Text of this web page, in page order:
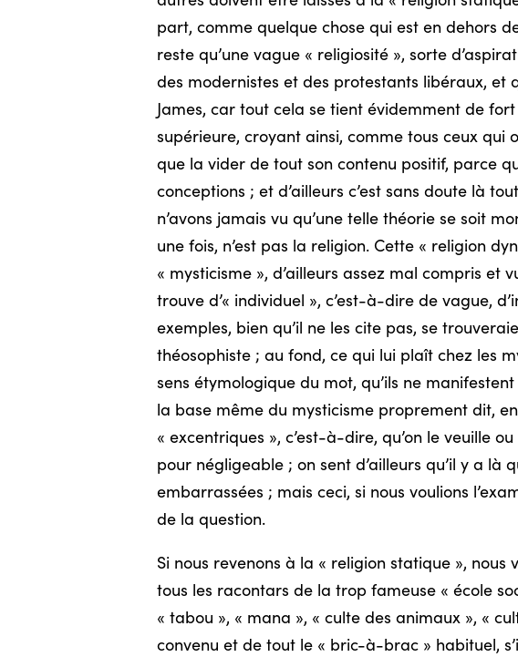
part, comme quelque chose qui est en dehors
reste qu’une vague « religiosité », sorte
des modernistes et des protestants libéraux, et
James, car tout cela se tient évidemment de
supérieure, croyant ainsi, comme tous ceux qui
que la vider de tout son contenu positif, parce
conceptions ; et d’ailleurs c’est sans doute là
n’avons jamais vu qu’une telle théorie se soit
une fois, n’est pas la religion. Cette « religion
« mysticisme », d’ailleurs assez mal compris et
trouve d’« individuel », c’est-à-dire de vague,
exemples, bien qu’il ne les cite pas, se
théosophiste ; au fond, ce qui lui plaît chez les
sens étymologique du mot, qu’ils ne
la base même du mysticisme proprement dit,
« excentriques », c’est-à-dire, qu’on le veuille
pour négligeable ; on sent d’ailleurs qu’il y a
embarrassées ; mais ceci, si nous voulions
de la question.
Si nous revenons à la « religion statique »,
tous les racontars de la trop fameuse « école
« tabou », « mana », « culte des animaux », «
convenu et de tout le « bric-à-brac » habituel,